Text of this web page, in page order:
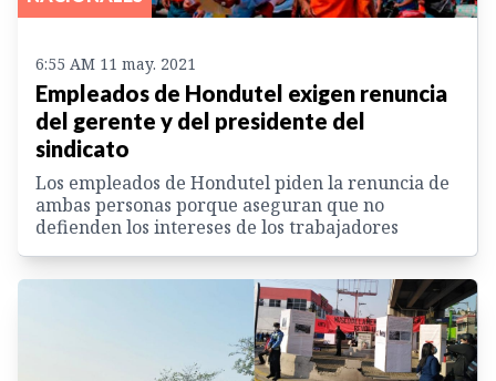
6:55 AM 11 may. 2021
Empleados de Hondutel exigen renuncia
del gerente y del presidente del
sindicato
Los empleados de Hondutel piden la renuncia de
ambas personas porque aseguran que no
defienden los intereses de los trabajadores